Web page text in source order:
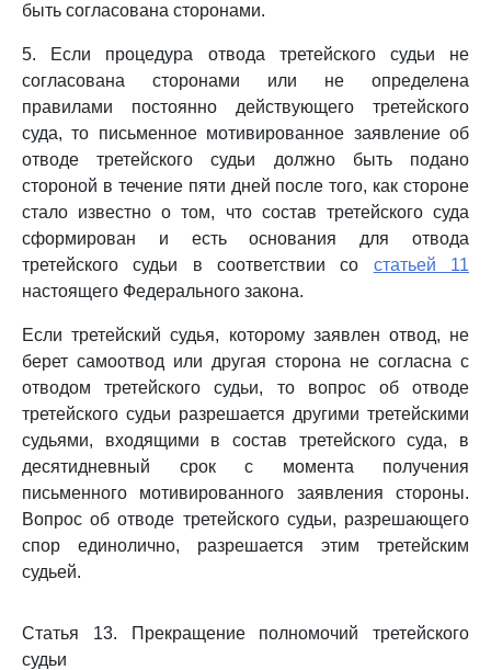
быть согласована сторонами.
5. Если процедура отвода третейского судьи не
согласована сторонами или не определена
правилами постоянно действующего третейского
суда, то письменное мотивированное заявление об
отводе третейского судьи должно быть подано
стороной в течение пяти дней после того, как стороне
стало известно о том, что состав третейского суда
сформирован и есть основания для отвода
третейского судьи в соответствии со статьей 11
настоящего Федерального закона.
Если третейский судья, которому заявлен отвод, не
берет самоотвод или другая сторона не согласна с
отводом третейского судьи, то вопрос об отводе
третейского судьи разрешается другими третейскими
судьями, входящими в состав третейского суда, в
десятидневный срок с момента получения
письменного мотивированного заявления стороны.
Вопрос об отводе третейского судьи, разрешающего
спор единолично, разрешается этим третейским
судьей.
Статья 13. Прекращение полномочий третейского
судьи